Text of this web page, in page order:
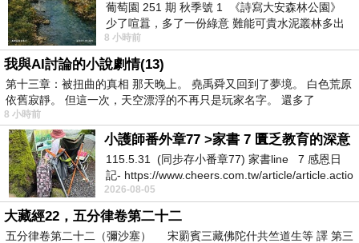
[00:31:01] annie說：喔！都住山上喔！空氣很好
喔！
[00:31:11] 阿文說：從小世居山上咩！
[00:31:31] annie說：你很快樂喔！超棒的！可是‥
山上蚊子很多吧！
[00:31:35] 阿文說：是呀！
[00:31:46] annie說：我超怕蚊子的，可怕！
[00:31:53] 阿文說：我的外號，叫〈蚊子〉也！
[00:31:55] annie說：哈哈！這麼晚了，還不睡喔？
[00:32:10] 阿文說：我都很晚睡呀！
[00:32:23] annie說：你出了很多本書嗎？
[00:32:55] 阿文說：妳搜尋一下，就知道啦！
葡萄園 251 期 秋季號 1 《詩寫大安森林公園》
少了喧囂，多了一份綠意 難能可貴水泥叢林多出
一
8 小時前
我與AI討論的小說劇情(13)
第十三章：被扭曲的真相 那天晚上。 堯禹舜又回到了夢境。 白色荒原
依舊寂靜。 但這一次，天空漂浮的不再只是玩家名字。 還多了
8 小時前
小護師番外章77 >家書 7 匱乏教育的深意
115.5.31 (同步存小番章77) 家書line 7 感恩日
記- https://www.cheers.com.tw/article/article.actio
2026-08-05
大藏經22，五分律卷第二十二
五分律卷第二十二（彌沙塞） 宋罽賓三藏佛陀什共竺道生等 譯 第三